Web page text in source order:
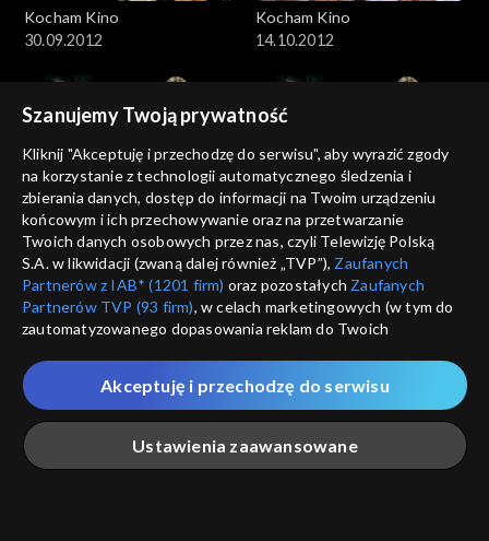
Kocham Kino
30.09.2012
Kocham Kino
14.10.2012
Kocham Kino
21.10.2012
Kocham Kino
28.10.2012
Kocham Kino
04.11.2012
Kocham Kino
18.11.2012
Szanujemy Twoją prywatność
Kliknij "Akceptuję i przechodzę do serwisu", aby wyrazić zgody
na korzystanie z technologii automatycznego śledzenia i
zbierania danych, dostęp do informacji na Twoim urządzeniu
końcowym i ich przechowywanie oraz na przetwarzanie
Twoich danych osobowych przez nas, czyli Telewizję Polską
S.A. w likwidacji (zwaną dalej również „TVP”), Zaufanych
Partnerów z IAB* (1201 firm) oraz pozostałych Zaufanych
Partnerów TVP (93 firm), w celach marketingowych (w tym do
zautomatyzowanego dopasowania reklam do Twoich
które wskazujemy poniżej, a także zgody na udostępnianie
przez nas identyfikatora PPID do Google.
Twoje dane osobowe zbierane podczas odwiedzania przez
Ciebie naszych
poszczególnych serwisówzwanych dalej
„Portalem”, w tym informacje zapisywane za pomocą
Ustawienia zaawansowane
Akceptuję i przechodzę do serwisu